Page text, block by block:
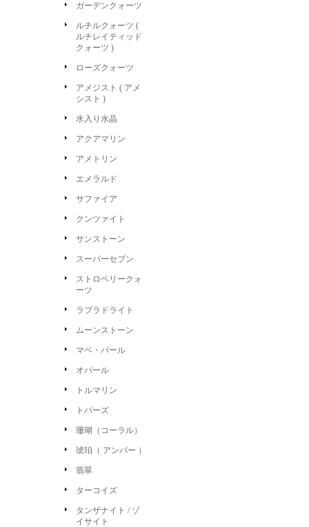
ガーデンクォーツ
ルチルクォーツ (
ルチレイティッド
クォーツ )
ローズクォーツ
アメジスト ( アメ
シスト )
水入り水晶
アクアマリン
アメトリン
エメラルド
サファイア
クンツァイト
サンストーン
スーパーセブン
ストロベリークォ
ーツ
ラブラドライト
ムーンストーン
マベ・パール
オパール
トルマリン
トパーズ
珊瑚（コーラル）
琥珀（ アンバー ）
翡翠
ターコイズ
タンザナイト / ゾ
イサイト